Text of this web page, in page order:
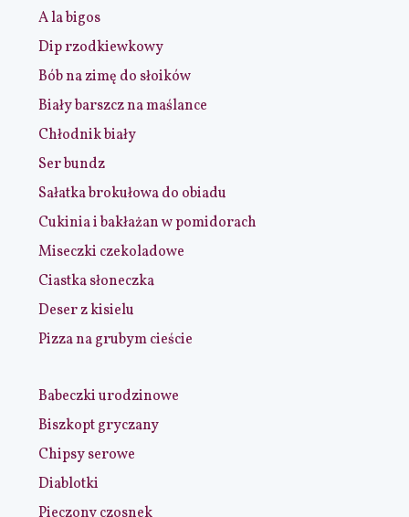
A la bigos
Dip rzodkiewkowy
Bób na zimę do słoików
Biały barszcz na maślance
Chłodnik biały
Ser bundz
Sałatka brokułowa do obiadu
Cukinia i bakłażan w pomidorach
Miseczki czekoladowe
Ciastka słoneczka
Deser z kisielu
Pizza na grubym cieście
Babeczki urodzinowe
Biszkopt gryczany
Chipsy serowe
Diablotki